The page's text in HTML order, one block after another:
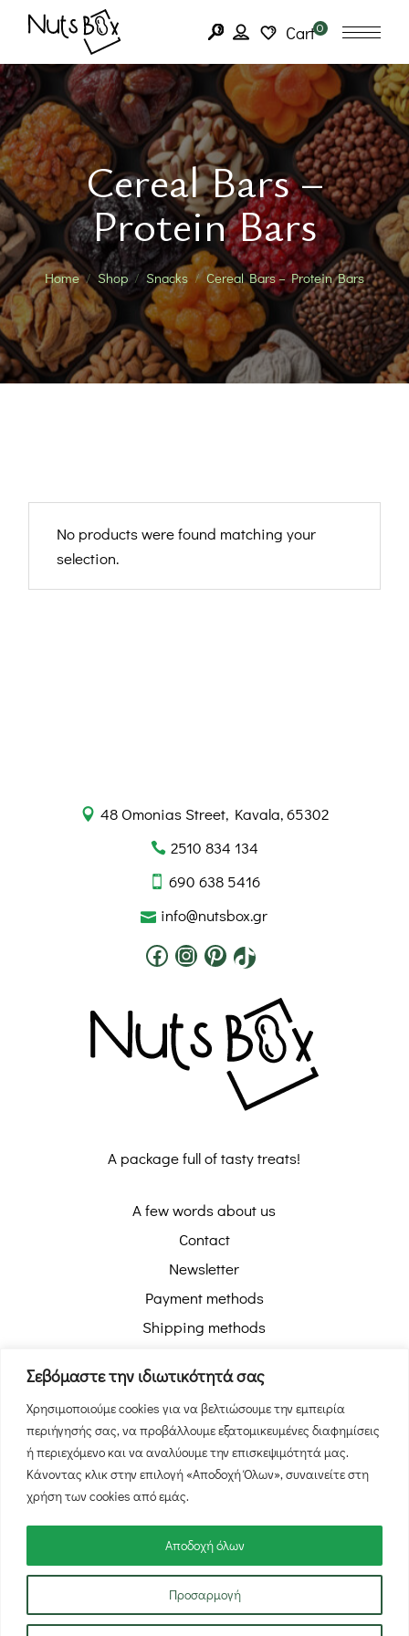
Σεβόμαστε την ιδιωτικότητά σας
Χρησιμοποιούμε cookies για να βελτιώσουμε την εμπειρία
περιήγησής σας, να προβάλλουμε εξατομικευμένες διαφημίσεις
ή περιεχόμενο και να αναλύουμε την επισκεψιμότητά μας.
Κάνοντας κλικ στην επιλογή «Αποδοχή Όλων», συναινείτε στη
χρήση των cookies από εμάς.
Προσαρμογή
Αποδοχή όλων
Cart0
Cereal Bars –
Protein Bars
Home Shop Snacks Cereal Bars – Protein Bars
No products were found matching your
selection.
48 Omonias Street, Kavala, 65302
2510 834 134
690 638 5416
info@nutsbox.gr
A package full of tasty treats!
A few words about us
Contact
Newsletter
Payment methods
Shipping methods
Order tracking
Return policy
Privacy policy
Terms of use
© 2026 NutsBox.gr - All rights reserved.
website hosted & developed bymanbiz